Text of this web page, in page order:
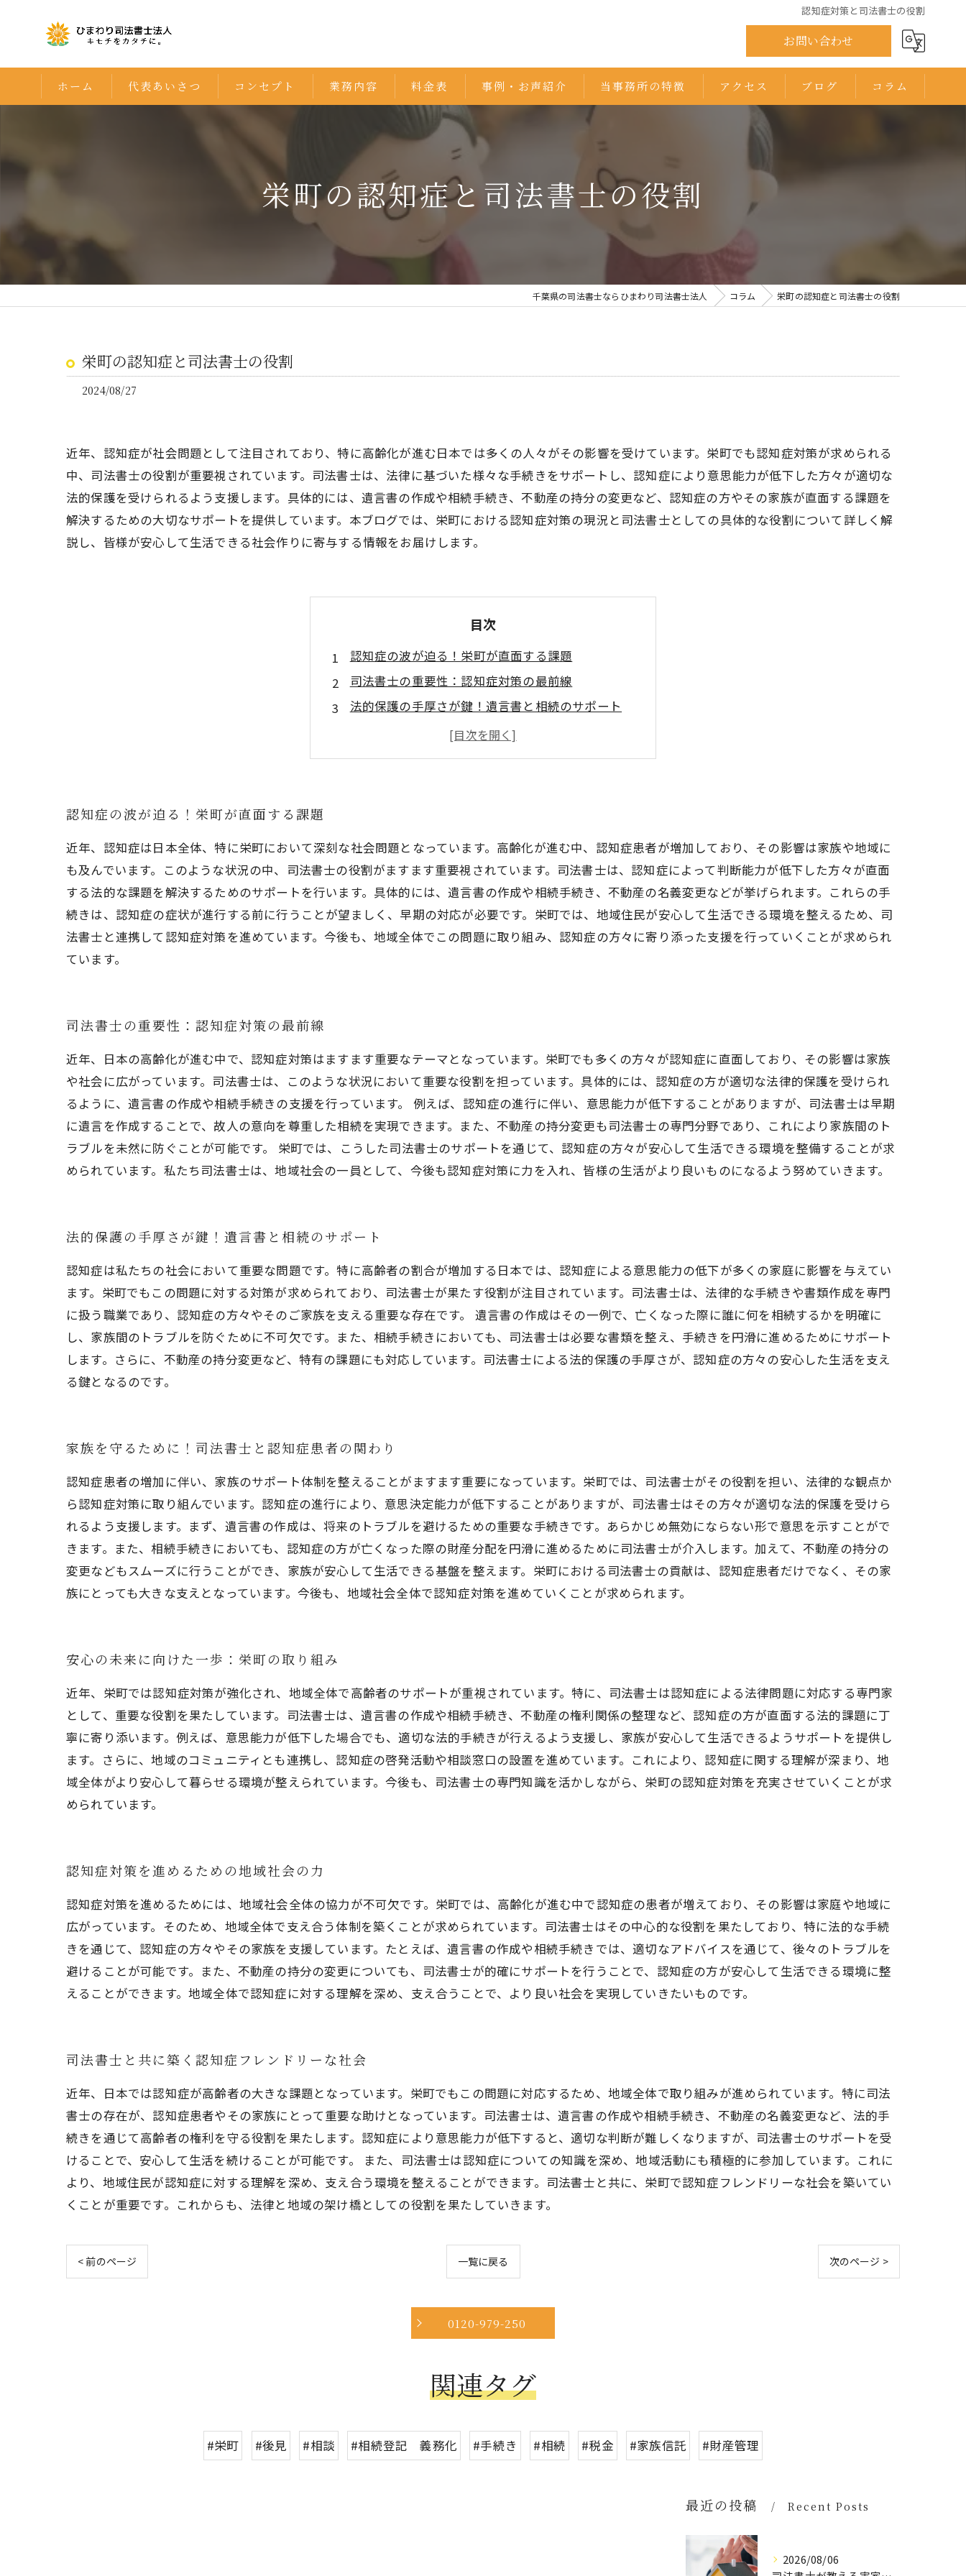
認知症対策と司法書士の役割
お問い合わせ
ホーム 代表あいさつ コンセプト 業務内容 料金表 事例・お声紹介 当事務所の特徴
遺言書
不動産
家族信託
アクセス
ひまわり司法書士法人 千葉オフィス
ひまわり司法書士法人 印西オフィス
ブログ コラム
栄町の認知症と司法書士の役割
千葉県の司法書士ならひまわり司法書士法人 コラム 栄町の認知症と司法書士の役割
栄町の認知症と司法書士の役割
2024/08/27
近年、認知症が社会問題として注目されており、特に高齢化が進む日本では多くの人々がその影響を受けています。栄町でも認知症対策が求められる
中、司法書士の役割が重要視されています。司法書士は、法律に基づいた様々な手続きをサポートし、認知症により意思能力が低下した方々が適切な
法的保護を受けられるよう支援します。具体的には、遺言書の作成や相続手続き、不動産の持分の変更など、認知症の方やその家族が直面する課題を
解決するための大切なサポートを提供しています。本ブログでは、栄町における認知症対策の現況と司法書士としての具体的な役割について詳しく解
説し、皆様が安心して生活できる社会作りに寄与する情報をお届けします。
目次
認知症の波が迫る！栄町が直面する課題
司法書士の重要性：認知症対策の最前線
法的保護の手厚さが鍵！遺言書と相続のサポート
家族を守るために！司法書士と認知症患者の関わり
安心の未来に向けた一歩：栄町の取り組み
認知症の波が迫る！栄町が直面する課題
近年、認知症は日本全体、特に栄町において深刻な社会問題となっています。高齢化が進む中、認知症患者が増加しており、その影響は家族や地域に
も及んでいます。このような状況の中、司法書士の役割がますます重要視されています。司法書士は、認知症によって判断能力が低下した方々が直面
する法的な課題を解決するためのサポートを行います。具体的には、遺言書の作成や相続手続き、不動産の名義変更などが挙げられます。これらの手
続きは、認知症の症状が進行する前に行うことが望ましく、早期の対応が必要です。栄町では、地域住民が安心して生活できる環境を整えるため、司
法書士と連携して認知症対策を進めています。今後も、地域全体でこの問題に取り組み、認知症の方々に寄り添った支援を行っていくことが求められ
ています。
司法書士の重要性：認知症対策の最前線
近年、日本の高齢化が進む中で、認知症対策はますます重要なテーマとなっています。栄町でも多くの方々が認知症に直面しており、その影響は家族
や社会に広がっています。司法書士は、このような状況において重要な役割を担っています。具体的には、認知症の方が適切な法律的保護を受けられ
るように、遺言書の作成や相続手続きの支援を行っています。 例えば、認知症の進行に伴い、意思能力が低下することがありますが、司法書士は早期
に遺言を作成することで、故人の意向を尊重した相続を実現できます。また、不動産の持分変更も司法書士の専門分野であり、これにより家族間のト
ラブルを未然に防ぐことが可能です。 栄町では、こうした司法書士のサポートを通じて、認知症の方々が安心して生活できる環境を整備することが求
められています。私たち司法書士は、地域社会の一員として、今後も認知症対策に力を入れ、皆様の生活がより良いものになるよう努めていきます。
法的保護の手厚さが鍵！遺言書と相続のサポート
認知症は私たちの社会において重要な問題です。特に高齢者の割合が増加する日本では、認知症による意思能力の低下が多くの家庭に影響を与えてい
ます。栄町でもこの問題に対する対策が求められており、司法書士が果たす役割が注目されています。司法書士は、法律的な手続きや書類作成を専門
に扱う職業であり、認知症の方々やそのご家族を支える重要な存在です。 遺言書の作成はその一例で、亡くなった際に誰に何を相続するかを明確に
し、家族間のトラブルを防ぐために不可欠です。また、相続手続きにおいても、司法書士は必要な書類を整え、手続きを円滑に進めるためにサポート
します。さらに、不動産の持分変更など、特有の課題にも対応しています。司法書士による法的保護の手厚さが、認知症の方々の安心した生活を支え
る鍵となるのです。
家族を守るために！司法書士と認知症患者の関わり
認知症患者の増加に伴い、家族のサポート体制を整えることがますます重要になっています。栄町では、司法書士がその役割を担い、法律的な観点か
ら認知症対策に取り組んでいます。認知症の進行により、意思決定能力が低下することがありますが、司法書士はその方々が適切な法的保護を受けら
れるよう支援します。まず、遺言書の作成は、将来のトラブルを避けるための重要な手続きです。あらかじめ無効にならない形で意思を示すことがで
きます。また、相続手続きにおいても、認知症の方が亡くなった際の財産分配を円滑に進めるために司法書士が介入します。加えて、不動産の持分の
変更などもスムーズに行うことができ、家族が安心して生活できる基盤を整えます。栄町における司法書士の貢献は、認知症患者だけでなく、その家
族にとっても大きな支えとなっています。今後も、地域社会全体で認知症対策を進めていくことが求められます。
安心の未来に向けた一歩：栄町の取り組み
近年、栄町では認知症対策が強化され、地域全体で高齢者のサポートが重視されています。特に、司法書士は認知症による法律問題に対応する専門家
として、重要な役割を果たしています。司法書士は、遺言書の作成や相続手続き、不動産の権利関係の整理など、認知症の方が直面する法的課題に丁
寧に寄り添います。例えば、意思能力が低下した場合でも、適切な法的手続きが行えるよう支援し、家族が安心して生活できるようサポートを提供し
ます。さらに、地域のコミュニティとも連携し、認知症の啓発活動や相談窓口の設置を進めています。これにより、認知症に関する理解が深まり、地
域全体がより安心して暮らせる環境が整えられています。今後も、司法書士の専門知識を活かしながら、栄町の認知症対策を充実させていくことが求
められています。
認知症対策を進めるための地域社会の力
認知症対策を進めるためには、地域社会全体の協力が不可欠です。栄町では、高齢化が進む中で認知症の患者が増えており、その影響は家庭や地域に
広がっています。そのため、地域全体で支え合う体制を築くことが求められています。司法書士はその中心的な役割を果たしており、特に法的な手続
きを通じて、認知症の方々やその家族を支援しています。たとえば、遺言書の作成や相続手続きでは、適切なアドバイスを通じて、後々のトラブルを
避けることが可能です。また、不動産の持分の変更についても、司法書士が的確にサポートを行うことで、認知症の方が安心して生活できる環境に整
えることができます。地域全体で認知症に対する理解を深め、支え合うことで、より良い社会を実現していきたいものです。
司法書士と共に築く認知症フレンドリーな社会
近年、日本では認知症が高齢者の大きな課題となっています。栄町でもこの問題に対応するため、地域全体で取り組みが進められています。特に司法
書士の存在が、認知症患者やその家族にとって重要な助けとなっています。司法書士は、遺言書の作成や相続手続き、不動産の名義変更など、法的手
続きを通じて高齢者の権利を守る役割を果たします。認知症により意思能力が低下すると、適切な判断が難しくなりますが、司法書士のサポートを受
けることで、安心して生活を続けることが可能です。 また、司法書士は認知症についての知識を深め、地域活動にも積極的に参加しています。これに
より、地域住民が認知症に対する理解を深め、支え合う環境を整えることができます。司法書士と共に、栄町で認知症フレンドリーな社会を築いてい
くことが重要です。これからも、法律と地域の架け橋としての役割を果たしていきます。
< 前のページ 一覧に戻る 次のページ >
0120-979-250
関連タグ
#栄町 #後見 #相談 #相続登記 義務化 #手続き #相続 #税金 #家族信託 #財産管理
最近の投稿 Recent Posts
2026/08/06